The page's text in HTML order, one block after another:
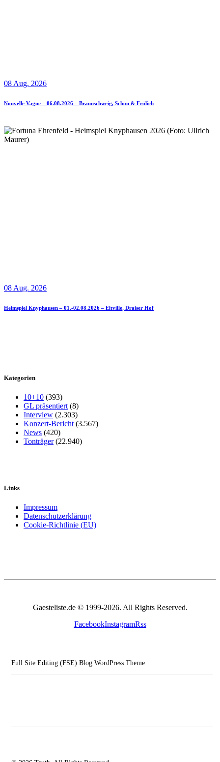
08 Aug. 2026
Nouvelle Vague – 06.08.2026 – Braunschweig, Schön & Frölich
08 Aug. 2026
Heimspiel Knyphausen – 01.-02.08.2026 – Eltville, Draiser Hof
Kategorien
10+10 (393)
GL präsentiert (8)
Interview (2.303)
Konzert-Bericht (3.567)
News (420)
Tonträger(22.940)
Links
Impressum
Datenschutzerklärung
Cookie-Richtlinie (EU)
Gaesteliste.de © 1999-2026. All Rights Reserved.
FacebookInstagramRss
Full Site Editing (FSE) Blog WordPress Theme